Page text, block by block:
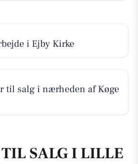
i Ejby Kirke
til salg i nærheden af Køge
SALG I LILLE